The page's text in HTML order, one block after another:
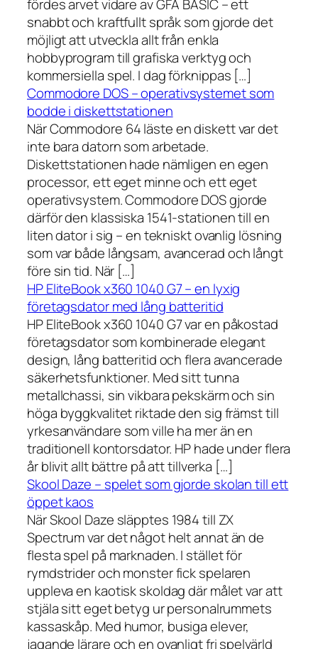
fördes arvet vidare av GFA BASIC – ett
snabbt och kraftfullt språk som gjorde det
möjligt att utveckla allt från enkla
hobbyprogram till grafiska verktyg och
kommersiella spel. I dag förknippas […]
Commodore DOS – operativsystemet som
bodde i diskettstationen
När Commodore 64 läste en diskett var det
inte bara datorn som arbetade.
Diskettstationen hade nämligen en egen
processor, ett eget minne och ett eget
operativsystem. Commodore DOS gjorde
därför den klassiska 1541-stationen till en
liten dator i sig – en tekniskt ovanlig lösning
som var både långsam, avancerad och långt
före sin tid. När […]
HP EliteBook x360 1040 G7 – en lyxig
företagsdator med lång batteritid
HP EliteBook x360 1040 G7 var en påkostad
företagsdator som kombinerade elegant
design, lång batteritid och flera avancerade
säkerhetsfunktioner. Med sitt tunna
metallchassi, sin vikbara pekskärm och sin
höga byggkvalitet riktade den sig främst till
yrkesanvändare som ville ha mer än en
traditionell kontorsdator. HP hade under flera
år blivit allt bättre på att tillverka […]
Skool Daze – spelet som gjorde skolan till ett
öppet kaos
När Skool Daze släpptes 1984 till ZX
Spectrum var det något helt annat än de
flesta spel på marknaden. I stället för
rymdstrider och monster fick spelaren
uppleva en kaotisk skoldag där målet var att
stjäla sitt eget betyg ur personalrummets
kassaskåp. Med humor, busiga elever,
jagande lärare och en ovanligt fri spelvärld